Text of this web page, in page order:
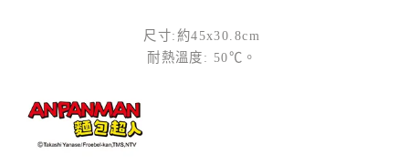
尺寸:約45x30.8cm
耐熱溫度: 50℃。